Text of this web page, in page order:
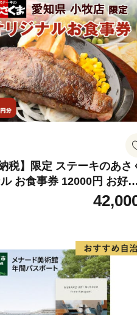
鎌倉市文化観光
電話 0467-61-
FAX 0467-23-
メール
税】限定 ステーキのあさ
お食事券 12000円 お好き
好きなだけ コーンスープ
リン ソフトクリーム デザ